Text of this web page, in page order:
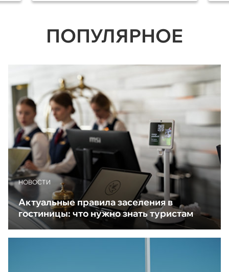
ПОПУЛЯРНОЕ
НОВОСТИ
Актуальные правила заселения в
гостиницы: что нужно знать туристам